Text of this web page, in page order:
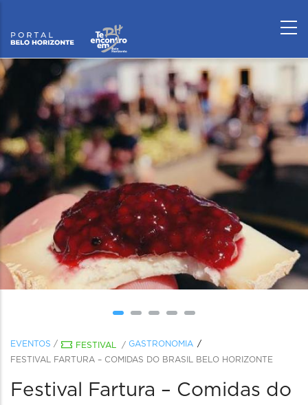
EVENTOS / FESTIVAL / GASTRONOMIA
FESTIVAL FARTURA – COMIDAS DO BRASIL BELO HORIZONTE
Festival Fartura – Comidas do